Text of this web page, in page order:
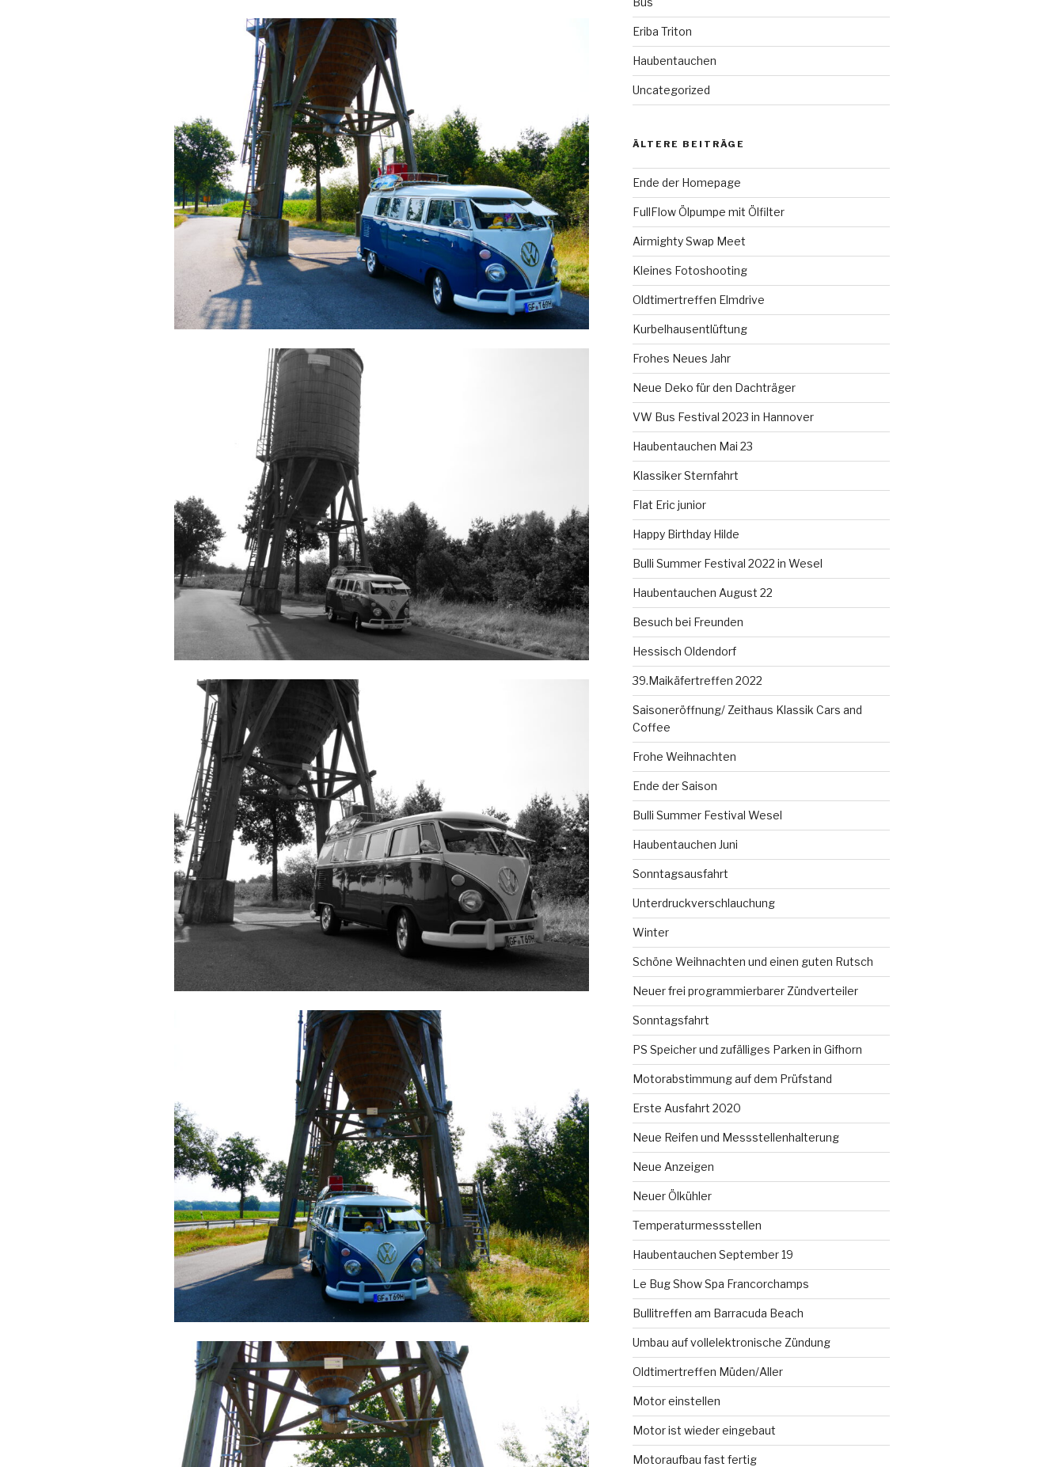
Eriba Triton
Haubentauchen
Uncategorized
ÄLTERE BEITRÄGE
Ende der Homepage
FullFlow Ölpumpe mit Ölfilter
Airmighty Swap Meet
Kleines Fotoshooting
Oldtimertreffen Elmdrive
Kurbelhausentlüftung
Frohes Neues Jahr
Neue Deko für den Dachträger
VW Bus Festival 2023 in Hannover
Haubentauchen Mai 23
Klassiker Sternfahrt
Flat Eric junior
Happy Birthday Hilde
Bulli Summer Festival 2022 in Wesel
Haubentauchen August 22
Besuch bei Freunden
Hessisch Oldendorf
39.Maikäfertreffen 2022
Saisoneröffnung/ Zeithaus Klassik Cars and
Coffee
Frohe Weihnachten
Ende der Saison
Bulli Summer Festival Wesel
Haubentauchen Juni
Sonntagsausfahrt
Unterdruckverschlauchung
Winter
Schöne Weihnachten und einen guten Rutsch
Neuer frei programmierbarer Zündverteiler
Sonntagsfahrt
PS Speicher und zufälliges Parken in Gifhorn
Motorabstimmung auf dem Prüfstand
Erste Ausfahrt 2020
Neue Reifen und Messstellenhalterung
Neue Anzeigen
Neuer Ölkühler
Temperaturmessstellen
Haubentauchen September 19
Le Bug Show Spa Francorchamps
Bullitreffen am Barracuda Beach
Umbau auf vollelektronische Zündung
Oldtimertreffen Müden/Aller
Motor einstellen
Motor ist wieder eingebaut
Motoraufbau fast fertig